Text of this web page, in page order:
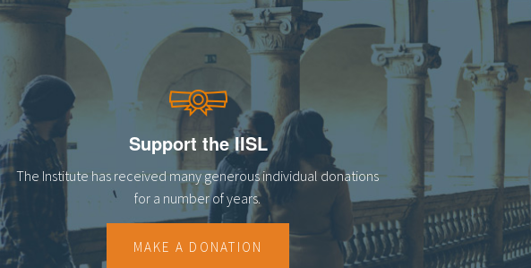
Support the IISL
The Institute has received many generous individual donations
for a number of years.
MAKE A DONATION